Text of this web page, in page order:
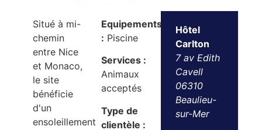
Situé à mi-
chemin
entre Nice
et Monaco,
le site
bénéficie
d'un
ensoleillement
Equipements
: Piscine
Services :
Animaux
acceptés
Type de
clientèle :
Hôtel
Carlton
7 av Edith
Cavell
06310
Beaulieu-
sur-Mer